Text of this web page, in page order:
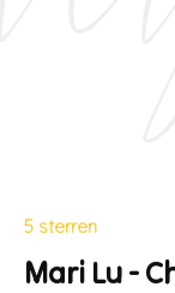
5 sterren
Mari Lu -